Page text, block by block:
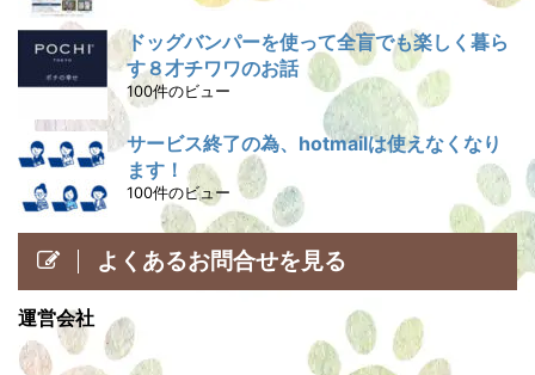
ドッグバンパーを使って全盲でも楽しく暮ら
す８才チワワのお話
100件のビュー
サービス終了の為、hotmailは使えなくなり
ます！
100件のビュー
よくあるお問合せを見る
運営会社